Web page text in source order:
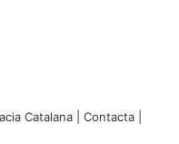
Catalana | Contacta